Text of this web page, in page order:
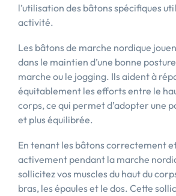
l’utilisation des bâtons spécifiques
activité.
Les bâtons de marche nordique
dans le maintien d’une bonne
marche ou le jogging. Ils aident à
équitablement les efforts entre le
corps, ce qui permet d’adopter une
et plus équilibrée.
En tenant les bâtons correctement
activement pendant la marche
sollicitez vos muscles du haut du
bras, les épaules et le dos. Cette